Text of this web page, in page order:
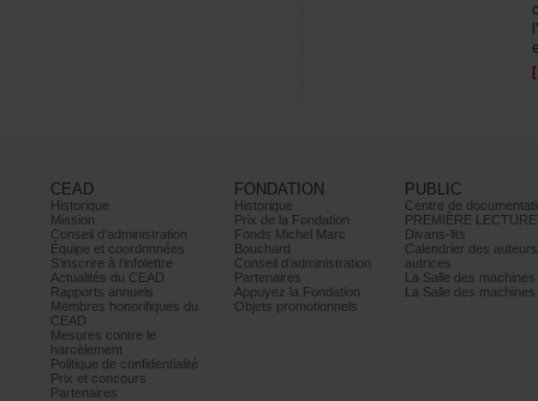
CEAD
Historique
Mission
Conseild’administration
Équipeetcoordonnées
S’inscrireàl’infolettre
ActualitésduCEAD
Rapportsannuels
Membreshonorifiquesdu
CEAD
Mesurescontrele
harcèlement
Politiquedeconfidentialité
Prixetconcours
Partenaires
FONDATION
Historique
PrixdelaFondation
FondsMichelMarc
Bouchard
Conseild’administration
Partenaires
AppuyezlaFondation
Objetspromotionnels
PUBLIC
PREMIÈRELECTURE
Divans-lits
autrices